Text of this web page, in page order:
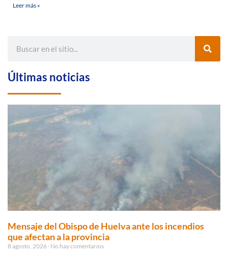
Leer más »
Últimas noticias
Mensaje del Obispo de Huelva ante los incendios
que afectan a la provincia
8 agosto, 2026 No hay comentarios